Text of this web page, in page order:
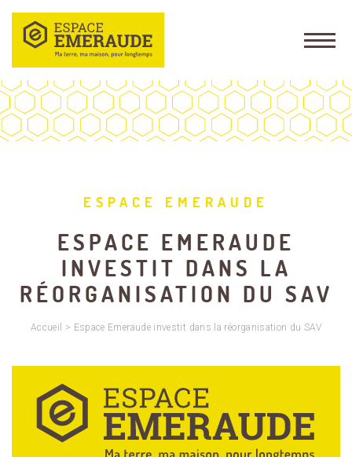
ESPACE EMERAUDE
ESPACE EMERAUDE
INVESTIT DANS LA
RÉORGANISATION DU SAV
Accueil > Espace Emeraude investit dans la réorganisation du SAV